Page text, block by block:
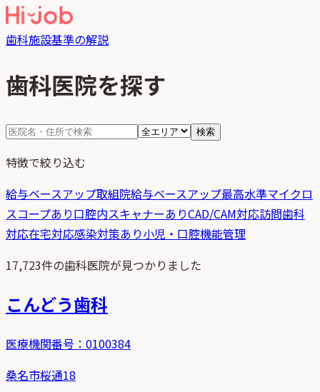
歯科施設基準の解説
歯科医院を探す
検索
特徴で絞り込む
給与ベースアップ取組院給与ベースアップ最高水準マイクロ
スコープあり口腔内スキャナーありCAD/CAM対応訪問歯科
対応在宅対応感染対策あり小児・口腔機能管理
17,723件の歯科医院が見つかりました
こんどう歯科
医療機関番号： 0100384
桑名市桜通18